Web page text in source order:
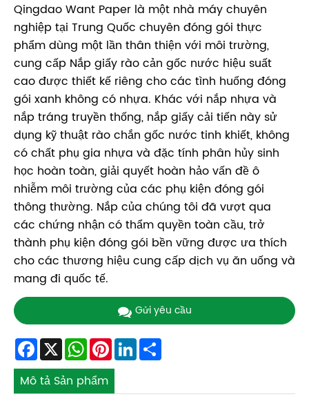
Qingdao Want Paper là một nhà máy chuyên
nghiệp tại Trung Quốc chuyên đóng gói thực
phẩm dùng một lần thân thiện với môi trường,
cung cấp Nắp giấy rào cản gốc nước hiệu suất
cao được thiết kế riêng cho các tình huống đóng
gói xanh không có nhựa. Khác với nắp nhựa và
nắp tráng truyền thống, nắp giấy cải tiến này sử
dụng kỹ thuật rào chắn gốc nước tinh khiết, không
có chất phụ gia nhựa và đặc tính phân hủy sinh
học hoàn toàn, giải quyết hoàn hảo vấn đề ô
nhiễm môi trường của các phụ kiện đóng gói
thông thường. Nắp của chúng tôi đã vượt qua
các chứng nhận có thẩm quyền toàn cầu, trở
thành phụ kiện đóng gói bền vững được ưa thích
cho các thương hiệu cung cấp dịch vụ ăn uống và
mang đi quốc tế.
Gửi yêu cầu
Facebook
X WhatsApp
Pinterest
LinkedIn
Mô tả Sản phẩm